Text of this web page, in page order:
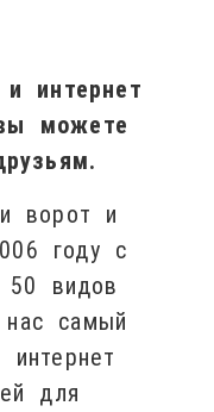
интернет
можете
ворот и
году с
50 видов
самый
для